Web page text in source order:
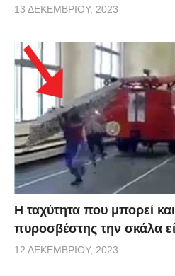
13 ΔΕΚΕΜΒΡΊΟΥ, 2023
Η ταχύτητα που μπορεί
πυροσβέστης την σκάλα
12 ΔΕΚΕΜΒΡΊΟΥ, 2023